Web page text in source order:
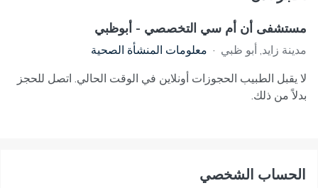
مستشفى أن أم سي التخصصي - أبوظبي
مدينة زايد, أبو ظبي · معلومات المنشأة الصحية
لا يقبل الطبيب الحجوزات أونلاين في الوقت الحالي. اتصل للحجز
بدلاً من ذلك.
اﻟﺤﺴﺎﺏ اﻟﺸﺨﺼﻲ